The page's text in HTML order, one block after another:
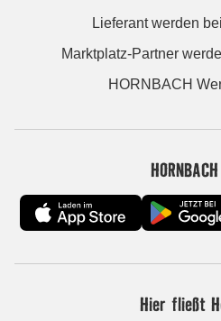
Lieferant werden
Marktplatz-Partner
HORNBACH
Hier fließt